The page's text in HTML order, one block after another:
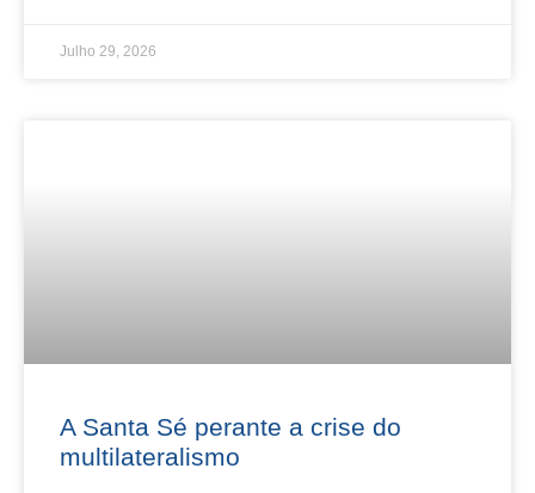
Julho 29, 2026
A Santa Sé perante a crise do
multilateralismo